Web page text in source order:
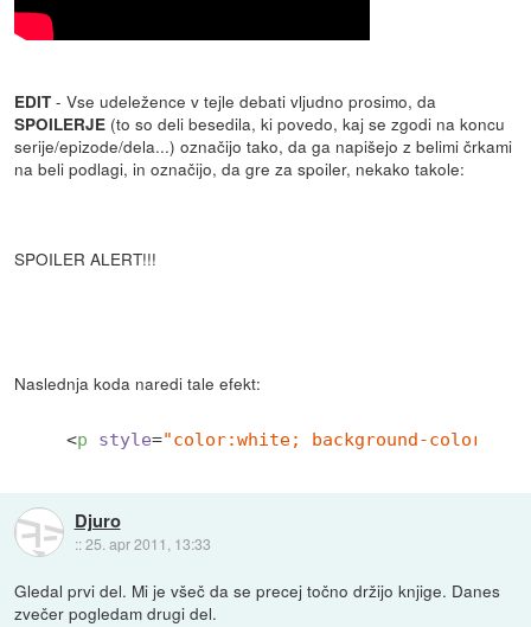
EDIT - Vse udeležence v tejle debati vljudno prosimo, da
SPOILERJE (to so deli besedila, ki povedo, kaj se zgodi na koncu
serije/epizode/dela...) označijo tako, da ga napišejo z belimi črkami
na beli podlagi, in označijo, da gre za spoiler, nekako takole:
SPOILER ALERT!!!
Naslednja koda naredi tale efekt:
<p style="color:white; background-
Djuro
::25. apr 2011, 13:33
Gledal prvi del. Mi je všeč da se precej točno držijo knjige. Danes
zvečer pogledam drugi del.